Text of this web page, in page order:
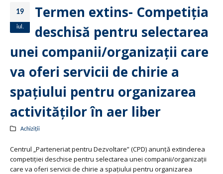
19
iul.
Termen extins- Competiţia
deschisă pentru selectarea
unei companii/organizaţii care
va oferi servicii de chirie a
spațiului pentru organizarea
activităților în aer liber
Achiziții
Centrul „Parteneriat pentru Dezvoltare” (CPD) anunţă extinderea
competiţiei deschise pentru selectarea unei companii/organizaţii
care va oferi servicii de chirie a spațiului pentru organizarea